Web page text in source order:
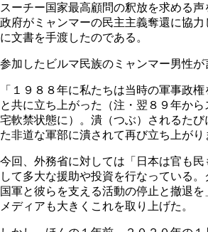
スーチー国家最高顧問の釈放を求める
政府がミャンマーの民主主義奪還に協
に文書を手渡したのである。
参加したビルマ民族のミャンマー男性が
「１９８８年に私たちは当時の軍事政
と共に立ち上がった（注・翌８９年か
宅軟禁状態に）。潰（つぶ）されるたび
た非道な軍部に潰されて再び立ち上がり
今回、外務省に対しては「日本は官も
して多大な援助や投資を行なっている
国軍と彼らを支える活動の停止と撤退
メディアも大きくこれを取り上げた。